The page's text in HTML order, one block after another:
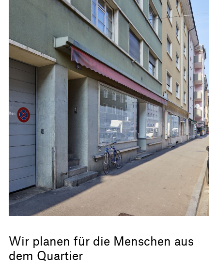
Wir planen für die Menschen aus
dem Quartier